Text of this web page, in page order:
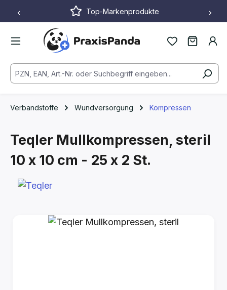
Zum Hauptinhalt springenTop-Markenprodukte
Verbandstoffe Wundversorgung Kompressen
Teqler Mullkompressen, steril
10 x 10 cm - 25 x 2 St.
Bildergalerie überspringen